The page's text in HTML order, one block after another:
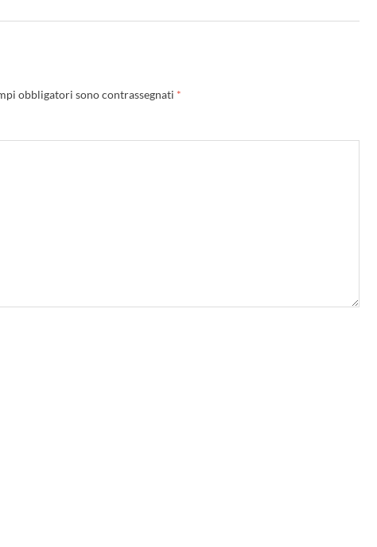
obbligatori sono contrassegnati *